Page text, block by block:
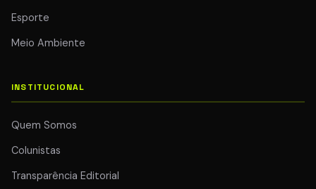
Esporte
Meio Ambiente
INSTITUCIONAL
Quem Somos
Colunistas
Transparência Editorial